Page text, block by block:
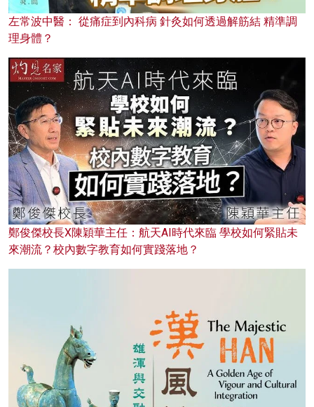
左常波中醫： 從痛症到內科病 針灸如何透過解筋結 精準調
理身體？
鄭俊傑校長X陳穎華主任：航天AI時代來臨 學校如何緊貼未
來潮流？校內數字教育如何實踐落地？